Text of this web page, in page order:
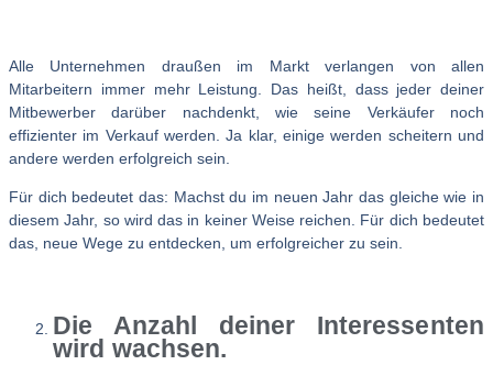
Alle Unternehmen draußen im Markt verlangen von allen
Mitarbeitern immer mehr Leistung. Das heißt, dass jeder deiner
Mitbewerber darüber nachdenkt, wie seine Verkäufer noch
effizienter im Verkauf werden. Ja klar, einige werden scheitern und
andere werden erfolgreich sein.
Für dich bedeutet das: Machst du im neuen Jahr das gleiche wie in
diesem Jahr, so wird das in keiner Weise reichen. Für dich bedeutet
das, neue Wege zu entdecken, um erfolgreicher zu sein.
Die Anzahl deiner Interessenten
wird wachsen.